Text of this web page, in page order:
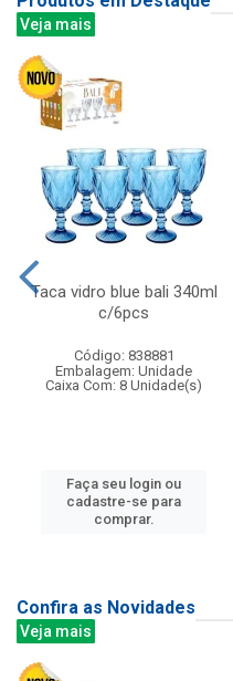
Veja mais
Taca vidro blue bali 340ml
c/6pcs
Código: 838881
Embalagem: Unidade
Caixa Com: 8 Unidade(s)
Faça seu login ou
cadastre-se para
comprar.
Confira as Novidades
Veja mais